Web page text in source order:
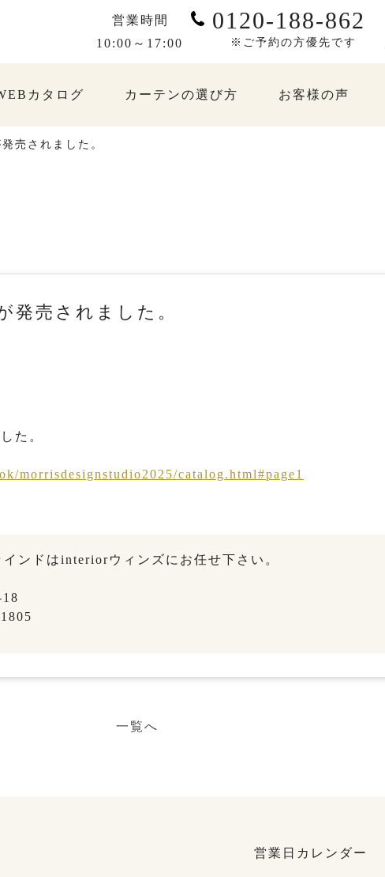
営業時間
10:00～17:00
0120-188-862
※ご予約の方優先です
カタログ カーテンの選び方 お客様の声
売されました。
発売されました。
た。
morrisdesignstudio2025/catalog.html#page1
ンドはinteriorウィンズにお任せ下さい。
一覧へ
営業日カレンダー